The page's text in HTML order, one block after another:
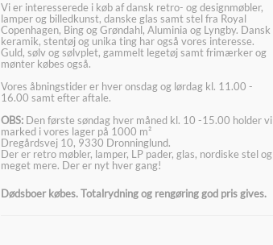
Vi er interesserede i køb af dansk retro- og designmøbler,
lamper og billedkunst, danske glas samt stel fra Royal
Copenhagen, Bing og Grøndahl, Aluminia og Lyngby. Dansk
keramik, stentøj og unika ting har også vores interesse.
Guld, sølv og sølvplet, gammelt legetøj samt frimærker og
mønter købes også.
Vores åbningstider er hver onsdag og lørdag kl. 11.00 -
16.00 samt efter aftale.
OBS: Den første søndag hver måned kl. 10 -15.00 holder vi
marked i vores lager på 1000 m²
Dregårdsvej 10, 9330 Dronninglund.
Der er retro møbler, lamper, LP pader, glas, nordiske stel og
meget mere. Der er nyt hver gang!
Dødsboer købes. Totalrydning og rengøring god pris gives.